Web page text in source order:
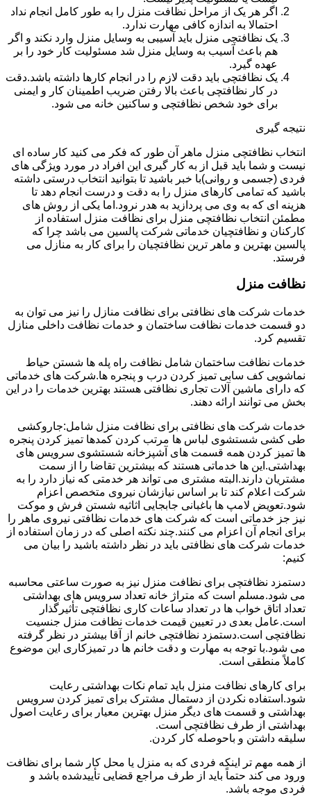
اگر هر یک از مراحل نظافت منزل را به طور کامل انجام نداد
احتمالا به اندازه کافی مهارت ندارد.
یک نظافتچی منزل باید آسیبی به وسایل منزل وارد نکند و اگر
هم باعث آسیب به وسایل منزل شد مسئولیت کار خود را بر
عهده گیرد.
یک نظافتچی باید دقت لازم را در انجام کارها داشته باشد.دقت
در کار نظافتچی باعث بالا رفتن ضریب اطمینان کار و ایمنی
برای خود شخص نظافتچی و ساکنین خانه می شود.
نتیجه گیری
انتخاب نظافتچی منزل ماهر آن طور که فکر می کنید کار ساده ای
نیست و شما باید قبل از به کار گیری این افراد در مورد ویژگی های
فردی (جسمی و روانی)با خبر باشید تا بتوانید انتخاب درستی داشته
باشید که تمامی کارهای منزل را به دقت و درست انجام دهد تا
هزینه ای که به وی می پردازید به هدر نرود.اما یکی از روش های
مطمئن انتخاب نظافتچی منزل برای نظافت منزل استفاده از
کارکنان و نظافتچیان خدماتی شرکت پالسین می باشد چرا که
پالسین بهترین و ماهر ترین نظافتچیان را برای کار به منازل می
فرستد.
نظافت منزل
خدمات شرکت های نظافتی برای نظافت منازل را نیز می توان به
دو قسمت خدمات نظافت ساختمان و خدمات نظافت داخلی منازل
تقسیم کرد.
خدمات نظافت ساختمان شامل نظافت راه پله ها شستن حیاط
نماشویی کف سابی تمیز کردن درب و پنجره ها.شرکت های خدماتی
که دارای ماشین آلات تجاری نظافتی هستند بهترین خدمات را در این
بخش می توانند ارائه دهند.
خدمات شرکت های نظافتی برای نظافت منزل شامل:جاروکشی
طی کشی شستشوی لباس ها مرتب کردن کمدها تمیز کردن پنجره
ها تمیز کردن همه قسمت های آشپزخانه شستشوی سرویس های
بهداشتی.این ها خدماتی هستند که بیشترین تقاضا را از سمت
مشتریان دارند.البته مشتری می تواند هر خدمتی که نیاز دارد را به
شرکت اعلام کند تا بر اساس نیازشان نیروی متخصص اعزام
شود.تعویض لامپ ها باغبانی جابجایی اثاثیه شستن فرش و موکت
نیز جز خدماتی است که شرکت های خدمات نظافتی نیروی ماهر را
برای انجام آن اعزام می کنند.چند نکته اصلی که در زمان استفاده از
خدمات شرکت های نظافتی باید در نظر داشته باشید را بیان می
کنیم:
دستمزد نظافتچی برای نظافت منزل نیز به صورت ساعتی محاسبه
می شود.مسلم است که متراژ خانه تعداد سرویس های بهداشتی
تعداد اتاق خواب ها در تعداد ساعات کاری نظافتچی تأثیرگذار
است.عامل بعدی در تعیین قیمت خدمات نظافت منزل جنسیت
نظافتچی است.دستمزد نظافتچی خانم از آقا بیشتر در نظر گرفته
می شود.با توجه به مهارت و دقت خانم ها در تمیزکاری این موضوع
کاملاً منطقی است.
برای کارهای نظافت منزل باید تمام نکات بهداشتی رعایت
شود.استفاده نکردن از دستمال مشترک برای تمیز کردن سرویس
بهداشتی و قسمت های دیگر منزل بهترین معیار برای رعایت اصول
بهداشتی از طرف نظافتچی است.
سلیقه داشتن و باحوصله کار کردن.
از همه مهم تر اینکه فردی که به منزل یا محل کار شما برای نظافت
ورود می کند حتماً باید از طرف مراجع قضایی تأییدشده باشد و
فردی موجه باشد.